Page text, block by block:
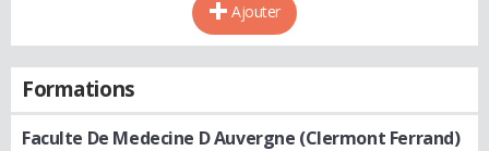
Ajouter
Formations
Faculte De Medecine D Auvergne (Clermont Ferrand)